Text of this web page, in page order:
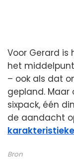
Voor Gerard is
het
– ook als dat
gepland. Maar
sixpack, één
de aandacht
karakteristieke
Bron